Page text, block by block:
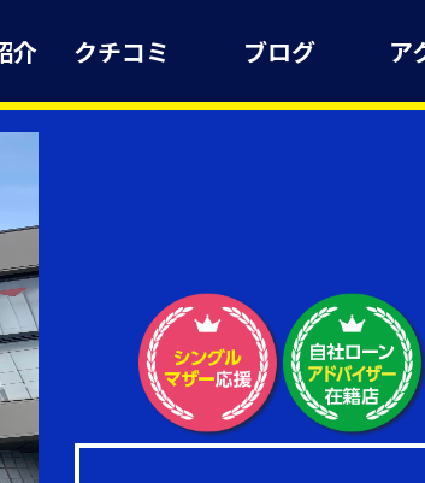
介 クチコミ ブログ ア